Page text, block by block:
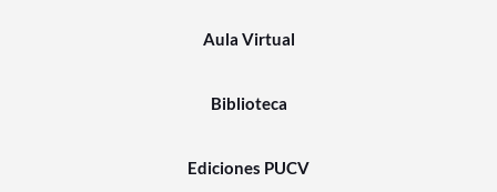
Aula Virtual
Biblioteca
Ediciones PUCV